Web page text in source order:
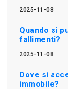
2025-11-08
Quando si
fallimenti?
2025-11-08
Dove si
immobile?